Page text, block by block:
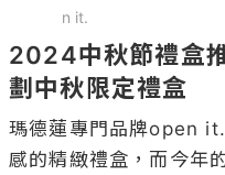
n it.
2024中秋節禮盒
劃中秋限定禮盒
瑪德蓮專門品牌open
感的精緻禮盒，而今年